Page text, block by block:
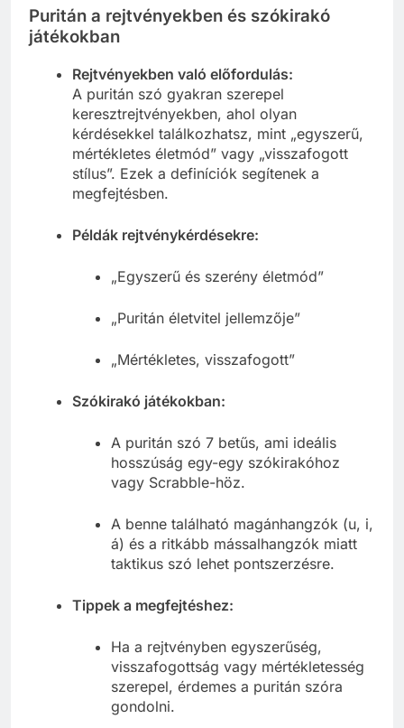
Puritán a rejtvényekben és szókirakó
játékokban
Rejtvényekben való előfordulás:
A puritán szó gyakran szerepel
keresztrejtvényekben, ahol olyan
kérdésekkel találkozhatsz, mint „egyszerű,
mértékletes életmód” vagy „visszafogott
stílus”. Ezek a definíciók segítenek a
megfejtésben.
Példák rejtvénykérdésekre:
„Egyszerű és szerény életmód”
„Puritán életvitel jellemzője”
„Mértékletes, visszafogott”
Szókirakó játékokban:
A puritán szó 7 betűs, ami ideális
hosszúság egy-egy szókirakóhoz
vagy Scrabble-höz.
A benne található magánhangzók (u, i,
á) és a ritkább mássalhangzók miatt
taktikus szó lehet pontszerzésre.
Tippek a megfejtéshez:
Ha a rejtvényben egyszerűség,
visszafogottság vagy mértékletesség
szerepel, érdemes a puritán szóra
gondolni.